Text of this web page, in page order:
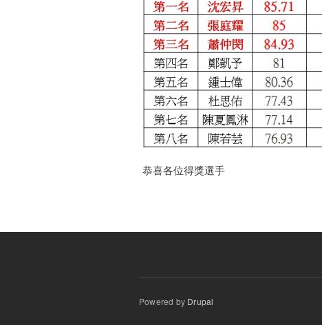
恭喜各位得獎選手
Powered by Drupal